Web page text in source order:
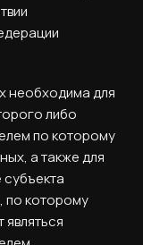
необходима для
либо
по которому
а также для
по которому